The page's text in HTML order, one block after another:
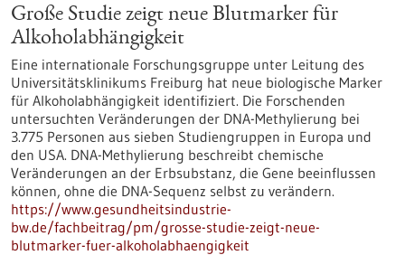
Große Studie zeigt neue Blutmarker für
Alkoholabhängigkeit
Eine internationale Forschungsgruppe unter Leitung des
Universitätsklinikums Freiburg hat neue biologische Marker
für Alkoholabhängigkeit identifiziert. Die Forschenden
untersuchten Veränderungen der DNA-Methylierung bei
3.775 Personen aus sieben Studiengruppen in Europa und
den USA. DNA-Methylierung beschreibt chemische
Veränderungen an der Erbsubstanz, die Gene beeinflussen
können, ohne die DNA-Sequenz selbst zu verändern.
https://www.gesundheitsindustrie-
bw.de/fachbeitrag/pm/grosse-studie-zeigt-neue-
blutmarker-fuer-alkoholabhaengigkeit